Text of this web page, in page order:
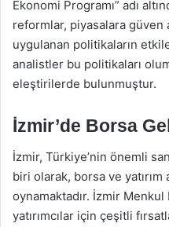
Ekonomi Programı” adı
reformlar, piyasalara güven
uygulanan politikaların
analistler bu politikaları
eleştirilerde bulunmuştur.
İzmir’de Borsa
İzmir, Türkiye’nin önemli
biri olarak, borsa ve
oynamaktadır. İzmir Menkul
yatırımcılar için çeşitli